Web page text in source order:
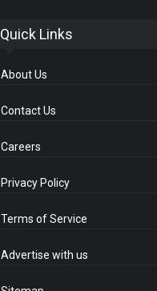
Quick Links
About Us
Contact Us
Careers
Privacy Policy
Terms of Service
Advertise with us